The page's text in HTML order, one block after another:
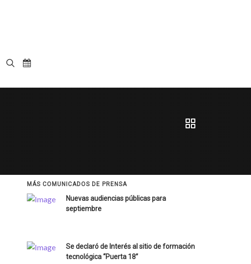
MÁS COMUNICADOS DE PRENSA
Nuevas audiencias públicas para
septiembre
Se declaró de Interés al sitio de formación
tecnológica “Puerta 18”